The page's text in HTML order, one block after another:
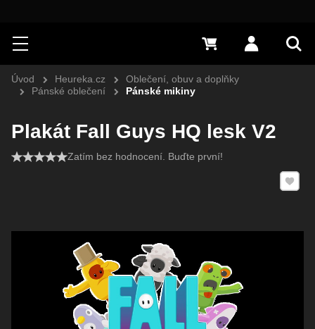
Hledat
Menu Přihlásit
0 Kč
Úvod Heureka.cz
Oblečení, obuv a doplňky
Pánské oblečení
Pánské mikiny
Plakát Fall Guys HQ lesk V2
Zatím bez hodnocení. Buďte první!
Přidat